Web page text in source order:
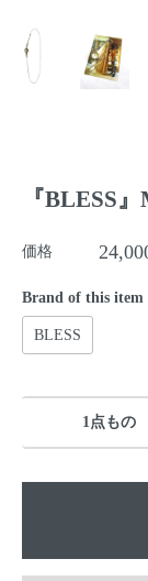
『BLESS
価格
Brand of this item
BLESS
1点もの